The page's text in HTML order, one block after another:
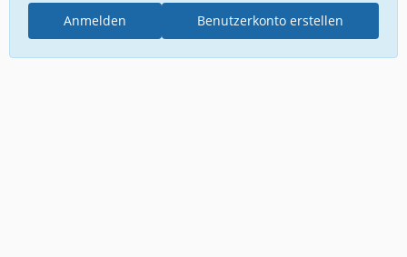
Benutzerkonto erstellen
Anmelden